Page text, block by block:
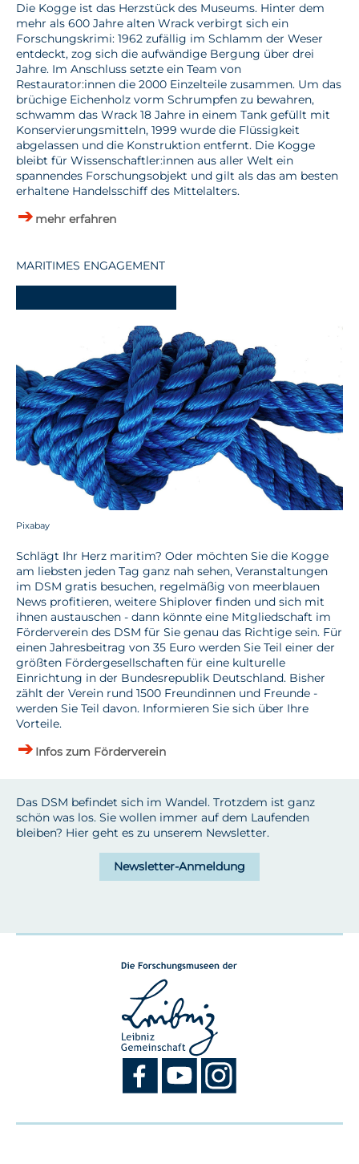
Die Kogge ist das Herzstück des Museums. Hinter dem
mehr als 600 Jahre alten Wrack verbirgt sich ein
Forschungskrimi: 1962 zufällig im Schlamm der Weser
entdeckt, zog sich die aufwändige Bergung über drei
Jahre. Im Anschluss setzte ein Team von
Restaurator:innen die 2000 Einzelteile zusammen. Um das
brüchige Eichenholz vorm Schrumpfen zu bewahren,
schwamm das Wrack 18 Jahre in einem Tank gefüllt mit
Konservierungsmitteln, 1999 wurde die Flüssigkeit
abgelassen und die Konstruktion entfernt. Die Kogge
bleibt für Wissenschaftler:innen aus aller Welt ein
spannendes Forschungsobjekt und gilt als das am besten
erhaltene Handelsschiff des Mittelalters.
mehr erfahren
MARITIMES ENGAGEMENT
Pixabay
Schlägt Ihr Herz maritim? Oder möchten Sie die Kogge
am liebsten jeden Tag ganz nah sehen, Veranstaltungen
im DSM gratis besuchen, regelmäßig von meerblauen
News profitieren, weitere Shiplover finden und sich mit
ihnen austauschen - dann könnte eine Mitgliedschaft im
Förderverein des DSM für Sie genau das Richtige sein. Für
einen Jahresbeitrag von 35 Euro werden Sie Teil einer der
größten Fördergesellschaften für eine kulturelle
Einrichtung in der Bundesrepublik Deutschland. Bisher
zählt der Verein rund 1500 Freundinnen und Freunde -
werden Sie Teil davon. Informieren Sie sich über Ihre
Vorteile.
Infos zum Förderverein
Das DSM befindet sich im Wandel. Trotzdem ist ganz
schön was los. Sie wollen immer auf dem Laufenden
bleiben? Hier geht es zu unserem Newsletter.
Newsletter-Anmeldung